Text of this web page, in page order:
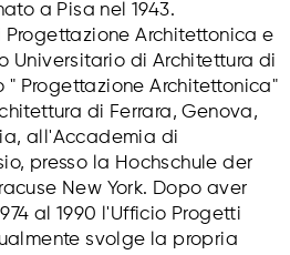
a Pisa nel 1943.
Progettazione Architettonica e
Universitario di Architettura di
" Progettazione Architettonica"
di Ferrara, Genova,
all'Accademia di
presso la Hochschule der
New York. Dopo aver
al 1990 l'Ufficio Progetti
svolge la propria